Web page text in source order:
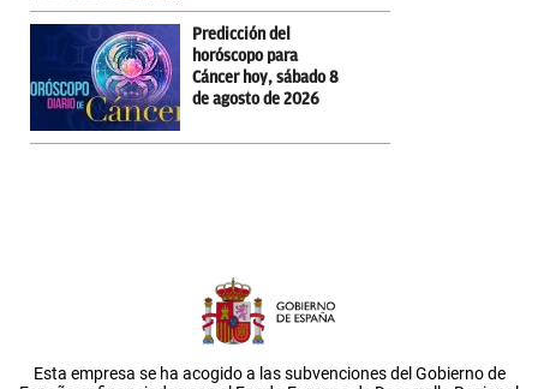
Predicción del
horóscopo para
Cáncer hoy, sábado 8
de agosto de 2026
Esta empresa se ha acogido a las subvenciones del Gobierno de